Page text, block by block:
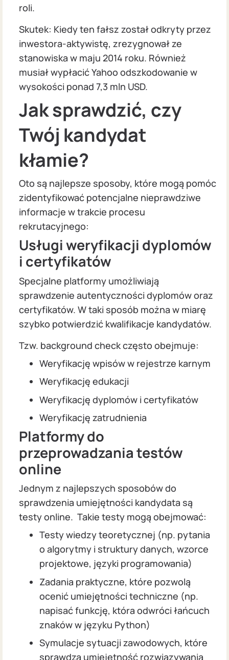
roli.
Skutek: Kiedy ten fałsz został odkryty przez
inwestora-aktywistę, zrezygnował ze
stanowiska w maju 2014 roku. Również
musiał wypłacić Yahoo odszkodowanie w
wysokości ponad 7,3 mln USD.
Jak sprawdzić, czy
Twój kandydat
kłamie?
Oto są najlepsze sposoby, które mogą pomóc
zidentyfikować potencjalne nieprawdziwe
informacje w trakcie procesu
rekrutacyjnego:
Usługi weryfikacji dyplomów
i certyfikatów
Specjalne platformy umożliwiają
sprawdzenie autentyczności dyplomów oraz
certyfikatów. W taki sposób można w miarę
szybko potwierdzić kwalifikacje kandydatów.
Tzw. background check często obejmuje:
Weryfikację wpisów w rejestrze karnym
Weryfikację edukacji
Weryfikację dyplomów i certyfikatów
Weryfikację zatrudnienia
Platformy do
przeprowadzania testów
online
Jednym z najlepszych sposobów do
sprawdzenia umiejętności kandydata są
testy online. Takie testy mogą obejmować:
Testy wiedzy teoretycznej (np. pytania
o algorytmy i struktury danych, wzorce
projektowe, języki programowania)
Zadania praktyczne, które pozwolą
ocenić umiejętności techniczne (np.
napisać funkcję, która odwróci łańcuch
znaków w języku Python)
Symulacje sytuacji zawodowych, które
sprawdzą umiejętność rozwiązywania